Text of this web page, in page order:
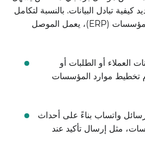
تبادل البيانات. بالنسبة لتكامل
واتساب مع نظام تخطيط موارد المؤسسات (ERP)، يعمل الموصل
العملاء أو الطلبات أو
تخطيط موارد المؤسسات
واتساب بناءً على أحداث
مثل إرسال تأكيد عند